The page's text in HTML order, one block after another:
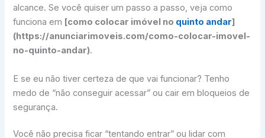
alcance. Se você quiser um passo a passo, veja como
funciona em [como colocar imóvel no quinto andar]
(https://anunciarimoveis.com/como-colocar-imovel-
no-quinto-andar).
E se eu não tiver certeza de que vai funcionar? Tenho
medo de “não conseguir acessar” ou cair em bloqueios de
segurança.
Você não precisa ficar “tentando entrar” ou lidar com